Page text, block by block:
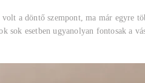
a döntő szempont, ma már egyre
esetben ugyanolyan fontosak a